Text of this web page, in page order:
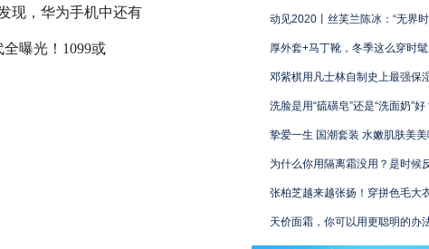
现，华为手机中还有
全曝光！1099或
动见2020丨丝芙兰陈冰：“无界时
厚外套+马丁靴，冬季这么穿时
邓紫棋用凡士林自制史上最强保
洗脸是用“硫磺皂”还是“洗面奶”
挚爱一生 国潮套装 水嫩肌肤美
为什么你用隔离霜没用？是时候
张柏芝越来越张扬！穿拼色毛大
天价面霜，你可以用更聪明的办